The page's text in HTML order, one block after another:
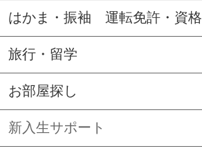
はかま・振袖 運転免許・資格
旅行・留学
お部屋探し
新入生サポート